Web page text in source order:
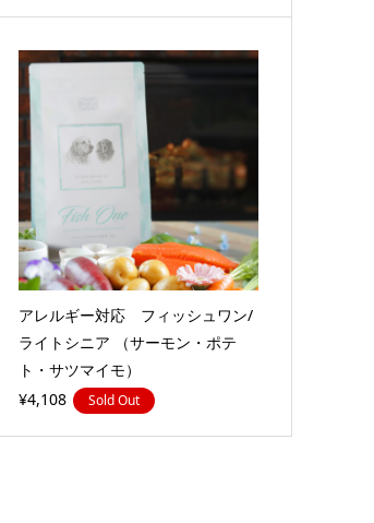
アレルギー対応 フィッシュワン/
ライトシニア （サーモン・ポテ
ト・サツマイモ）
¥4,108
Sold Out